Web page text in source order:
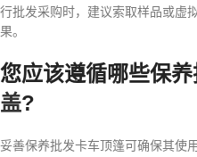
行批发采购时，建议索取样品或虚
果。
您应该遵循哪些保养
盖?
妥善保养批发卡车顶篷可确保其使